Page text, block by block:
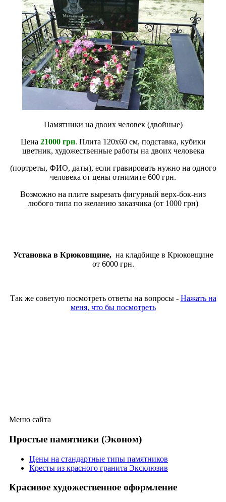
Памятники на двоих человек (двойные)
Цена 21000 грн. Плита 120х60 см, подставка, кубики
цветник, художественные работы на двоих человека
(портреты, ФИО, даты), если гравировать нужно на одного
человека от цены отнимите 600 грн.
Возможно на плите вырезать фигурный верх-бок-низ
любого типа по желанию заказчика (от 1000 грн)
Установка в Крюковщине, на кладбище в Крюковщине
от 6000 грн.
Так же советую посмотреть ответы на вопросы - Нажать на
меня, что бы посмотреть
Меню сайта
Простые памятники (Эконом)
Цены на стандартные типы памятников
Кресты из красного гранита Эксклюзив
Красивое художественное оформление